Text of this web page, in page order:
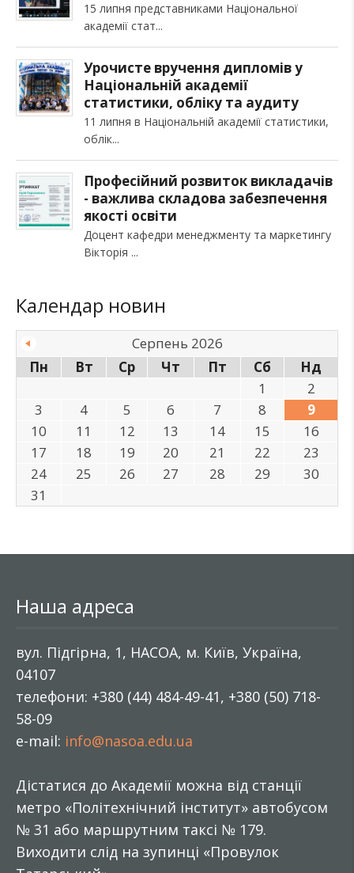
15 липня представниками Національної
академії стат
Урочисте вручення дипломів у
Національній академії
статистики, обліку та аудиту
11 липня в Національній академії статистики,
облік
Професійний розвиток викладачів
- важлива складова забезпечення
якості освіти
Доцент кафедри менеджменту та маркетингу
Вікторія
Календар новин
Серпень 2026
Пн
Вт Ср Чт Пт Сб
Нд
1
2
3
4 5 6 7 8
9
10
11 12 13 14 15
16
17
18 19 20 21 22
23
24
25 26 27 28 29
30
31
Наша адреса
вул. Підгірна, 1, НАСОА, м. Київ, Україна,
04107
телефони: +380 (44) 484-49-41, +380 (50) 718-
58-09
e-mail: info@nasoa.edu.ua
Дістатися до Академії можна від станції
метро «Політехнічний інститут» автобусом
№ 31 або маршрутним таксі № 179.
Виходити слід на зупинці «Провулок